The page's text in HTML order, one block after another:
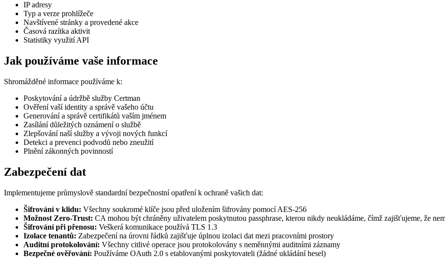
IP adresy
Typ a verze prohlížeče
Navštívené stránky a provedené akce
Časová razítka aktivit
Statistiky využití API
Jak používáme vaše informace
Shromážděné informace používáme k:
Poskytování a údržbě služby Certman
Ověření vaší identity a správě vašeho účtu
Generování a správě certifikátů vaším jménem
Zasílání důležitých oznámení o službě
Zlepšování naší služby a vývoji nových funkcí
Detekci a prevenci podvodů nebo zneužití
Plnění zákonných povinností
Zabezpečení dat
Implementujeme průmyslově standardní bezpečnostní opatření k ochraně vašich dat:
Šifrování v klidu: Všechny soukromé klíče jsou před uložením šifrovány pomocí AES-256
Možnost Zero-Trust: CA mohou být chráněny uživatelem poskytnutou passphrase, kterou nikdy neukládáme, čímž zajišťujeme, že
Šifrování při přenosu: Veškerá komunikace používá TLS 1.3
Izolace tenantů: Zabezpečení na úrovni řádků zajišťuje úplnou izolaci dat mezi pracovními prostory
Auditní protokolování: Všechny citlivé operace jsou protokolovány s neměnnými auditními záznamy
Bezpečné ověřování: Používáme OAuth 2.0 s etablovanými poskytovateli (žádné ukládání hesel)